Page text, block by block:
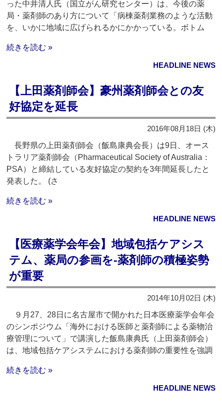
った中井清人氏（国立がん研究センター）は、今後の薬
局・薬剤師のあり方について「病棟薬剤業務のような活動
を、いかに地域に広げられるかにかかっている。ボトム
続きを読む »
HEADLINE NEWS
【上田薬剤師会】豪州薬剤師会との友
好協定を延長
2016年08月18日 (木)
長野県の上田薬剤師会（飯島康典会長）は9日、オース
トラリア薬剤師会（Pharmaceutical Society of Australia：
PSA）と締結している友好協定の契約を3年間延長したと
発表した。 (さ
続きを読む »
HEADLINE NEWS
【医療薬学会年会】地域包括ケアシス
テム、薬局の参画を‐薬剤師の積極姿勢
が重要
2014年10月02日 (木)
９月27、28日に名古屋市で開かれた日本医療薬学会年会
のシンポジウム「海外における医師と薬剤師による薬物治
療管理について」で講演した飯島康典氏（上田薬剤師会）
は、地域包括ケアシステムにおける薬剤師の重要性を強調
続きを読む »
HEADLINE NEWS